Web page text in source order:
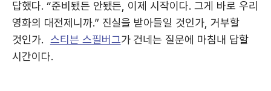
답했다. “준비됐든 안됐든, 이제 시작이다. 그게 바로 우리
영화의 대전제니까.” 진실을 받아들일 것인가, 거부할
것인가. 스티븐 스필버그가 건네는 질문에 마침내 답할
시간이다.